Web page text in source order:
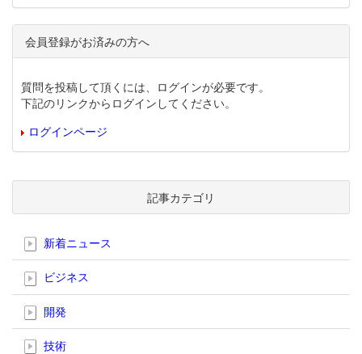
会員登録がお済みの方へ
質問を投稿して頂くには、ログインが必要です。
下記のリンクからログインしてください。
ログインページ
記事カテゴリ
新着ニュース
ビジネス
開発
技術